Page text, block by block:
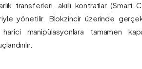
transferleri, akıllı kontratlar (Smart
yönetilir. Blokzincir üzerinde
manipülasyonlara tamamen